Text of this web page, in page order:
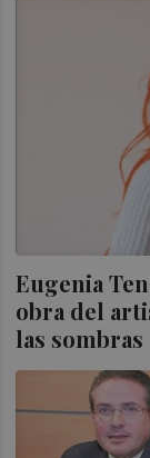
Eugenia
obra del
las sombras